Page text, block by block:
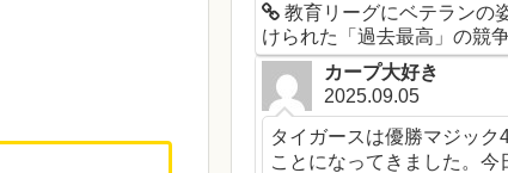
教育リーグにベテランの
けられた「過去最高」の競
カープ大好き
2025.09.05
タイガースは優勝マジック
ことになってきました。今